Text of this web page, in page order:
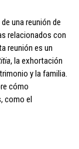
una reunión de
relacionados con
reunión es un
, la exhortación
y la familia.
cómo
como el